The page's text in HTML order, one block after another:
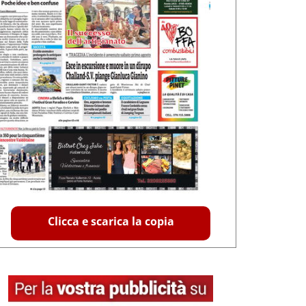
Clicca e scarica la copia